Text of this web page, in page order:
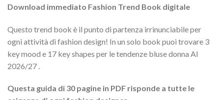
Download immediato Fashion Trend Book digitale
Questo trend book è il punto di partenza irrinunciabile per
ogni attività di fashion design! In un solo book puoi trovare 3
key mood e 17 key shapes per le tendenze bluse donna AI
2026/27 .
Questa guida di 30 pagine in PDF risponde a tutte le